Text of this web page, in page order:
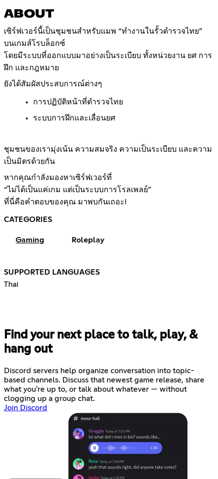
ABOUT
เซิร์ฟเวอร์นี้เป็นชุมชนสำหรับแมพ “ทำงานในรั้วตำรวจไทย”
บนเกมส์โรบล็อกซ์
โดยมีระบบที่ออกแบบมาอย่างเป็นระเบียบ ทั้งหน่วยงาน ยศ การ
ฝึก และกฎหมาย
ยังได้สัมผัสประสบการณ์ต่างๆ
การปฏิบัติหน้าที่ตำรวจไทย
ระบบการฝึกและเลื่อนยศ
ชุมชนของเรามุ่งเน้น ความสมจริง ความเป็นระเบียบ และความ
เป็นมิตรด้วยกัน
หากคุณกำลังมองหาเซิร์ฟเวอร์ที่
“ไม่ได้เป็นแค่เกม แต่เป็นระบบการโรลเพลย์”
ที่นี่คือคำตอบของคุณ มาพบกันเถอะ!
CATEGORIES
Gaming Roleplay
SUPPORTED LANGUAGES
Thai
Find your next place to talk, play, &
hang out
Discord servers help organize conversation into topic-
based channels. Discuss that newest game release, share
what you're up to, or talk about whatever — without
clogging up a group chat.
Join Discord